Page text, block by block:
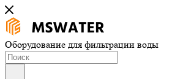
Оборудование для фильтрации воды